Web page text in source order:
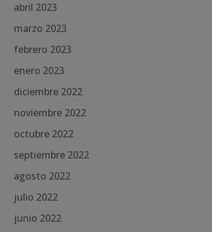
abril 2023
marzo 2023
febrero 2023
enero 2023
diciembre 2022
noviembre 2022
octubre 2022
septiembre 2022
agosto 2022
julio 2022
junio 2022